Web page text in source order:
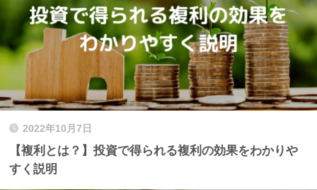
2022年10月7日
【複利とは？】投資で得られる複利の効果をわかりや
すく説明